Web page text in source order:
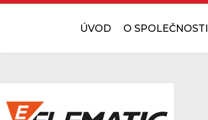
ÚVOD O SPOLEČNOSTI